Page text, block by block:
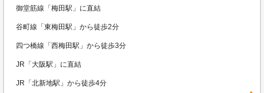
御堂筋線「梅田駅」に直結
谷町線「東梅田駅」から徒歩2分
四つ橋線「西梅田駅」から徒歩3分
JR「大阪駅」に直結
JR「北新地駅」から徒歩4分